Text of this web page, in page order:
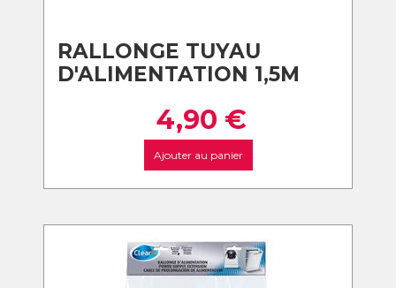
RALLONGE TUYAU
D'ALIMENTATION 1,5M
4,90 €
Ajouter au panier